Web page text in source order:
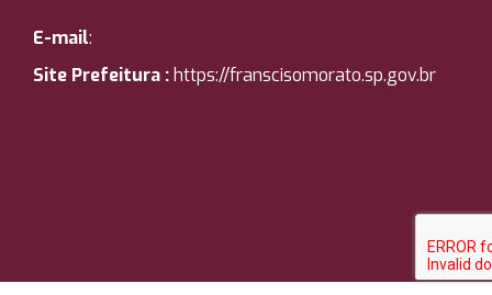
E-mail:
Site Prefeitura :https://franscisomorato.sp.gov.br